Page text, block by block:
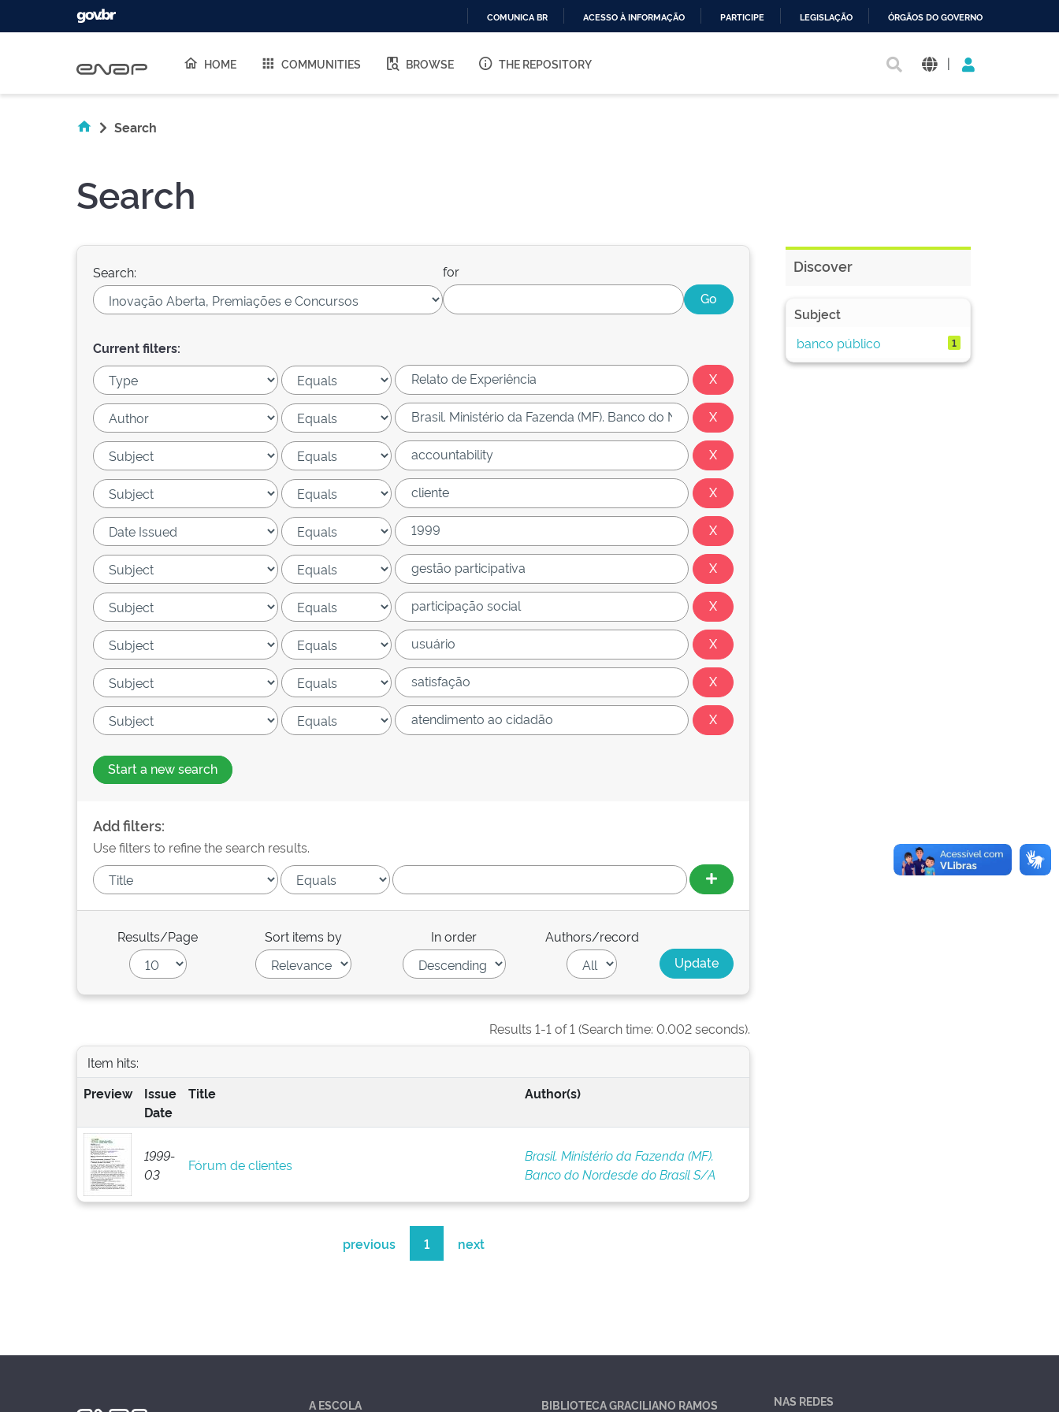
O
COMUNICA BR ACESSO À INFORMAÇÃO PARTICIPE LEGISLAÇÃO ÓRGÃOS DO GOVERNO
HOME COMMUNITIES BROWSE THE REPOSITORY |
Search
Search
Search: for
Current filters:
Start a new search
Add filters:
Use filters to refine the search results.
Results/Page Sort items by In order Authors/record
Results 1-1 of 1 (Search time: 0.002 seconds).
Item hits:
Preview
Issue
Date
Title Author(s)
1999-
03
Fórum de clientes
Brasil. Ministério da Fazenda (MF).
Banco do Nordesde do Brasil S/A
previous 1 next
Discover
Subject
banco público
1
A ESCOLA BIBLIOTECA GRACILIANO RAMOS NAS REDES